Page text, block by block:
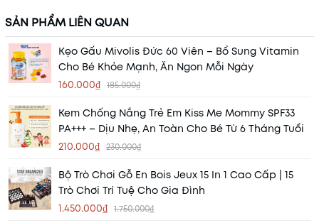
SẢN PHẨM LIÊN QUAN
Kẹo Gấu Mivolis Đức 60 Viên – Bổ Sung Vitamin
Cho Bé Khỏe Mạnh, Ăn Ngon Mỗi Ngày
160.000₫ 185.000₫
Kem Chống Nắng Trẻ Em Kiss Me Mommy SPF33
PA+++ – Dịu Nhẹ, An Toàn Cho Bé Từ 6 Tháng Tuổi
210.000₫ 230.000₫
Bộ Trò Chơi Gỗ En Bois Jeux 15 In 1 Cao Cấp | 15
Trò Chơi Trí Tuệ Cho Gia Đình
1.450.000₫ 1.750.000₫